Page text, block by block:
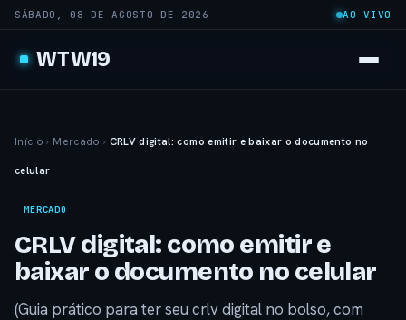
SÁBADO, 08 DE AGOSTO DE 2026 AO VIVO
WTW19
Início › Mercado › CRLV digital: como emitir e baixar o documento no
celular
MERCADO
CRLV digital: como emitir e
baixar o documento no celular
(Guia prático para ter seu crlv digital no bolso, com